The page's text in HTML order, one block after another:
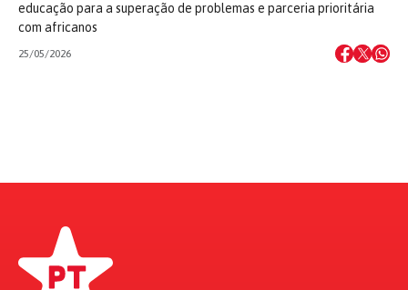
educação para a superação de problemas e parceria prioritária
com africanos
25/05/2026